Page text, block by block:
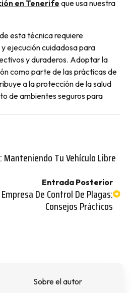
en Tenerife que usa nuestra
esta técnica requiere
ejecución cuidadosa para
y duraderos. Adoptar la
como parte de las prácticas de
a la protección de la salud
de ambientes seguros para
Tu Vehículo Libre
Entrada Posterior
De Control De Plagas:
Consejos Prácticos
Sobre el autor